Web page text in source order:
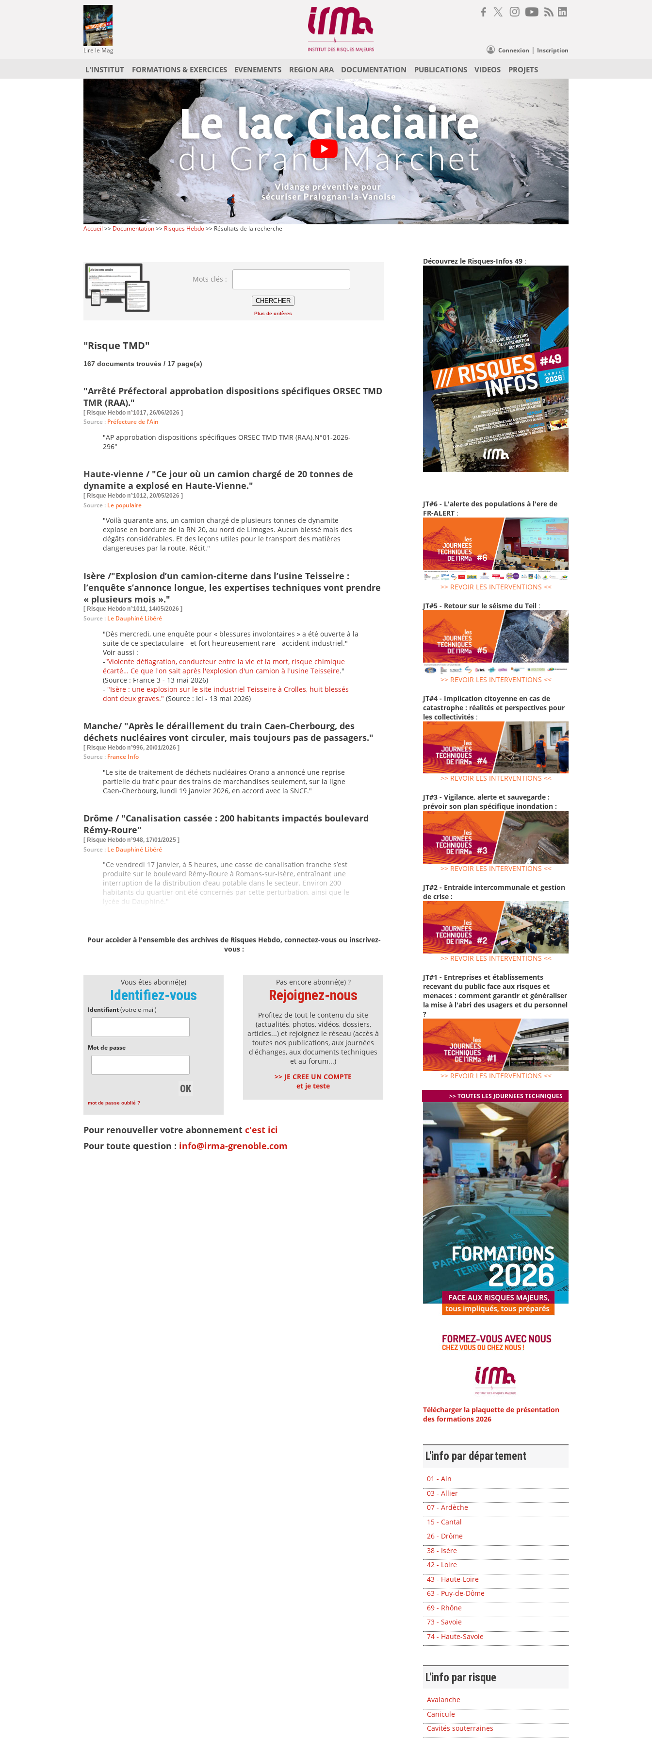
Lire le Mag Connexion | Inscription
L'INSTITUT FORMATIONS & EXERCICES EVENEMENTS REGION ARA DOCUMENTATION PUBLICATIONS VIDEOS PROJETS
Accueil >> Documentation>> Risques Hebdo>> Résultats de la recherche
Mots clés :
Plus de critères
"Risque TMD"
167 documents trouvés / 17 page(s)
"Arrêté Préfectoral approbation dispositions spécifiques ORSEC TMD
TMR (RAA)."
[ Risque Hebdo n°1017, 26/06/2026 ]
Source : Préfecture de l'Ain
"AP approbation dispositions spécifiques ORSEC TMD TMR (RAA).N°01-2026-
296"
Haute-vienne / "Ce jour où un camion chargé de 20 tonnes de
dynamite a explosé en Haute-Vienne."
[ Risque Hebdo n°1012, 20/05/2026 ]
Source : Le populaire
"Voilà quarante ans, un camion chargé de plusieurs tonnes de dynamite
explose en bordure de la RN 20, au nord de Limoges. Aucun blessé mais des
dégâts considérables. Et des leçons utiles pour le transport des matières
dangereuses par la route. Récit."
Isère /"Explosion d’un camion-citerne dans l’usine Teisseire :
l’enquête s’annonce longue, les expertises techniques vont prendre
« plusieurs mois »."
[ Risque Hebdo n°1011, 14/05/2026 ]
Source : Le Dauphiné Libéré
"Dès mercredi, une enquête pour « blessures involontaires » a été ouverte à la
suite de ce spectaculaire - et fort heureusement rare - accident industriel."
Voir aussi :
-"Violente déflagration, conducteur entre la vie et la mort, risque chimique
écarté… Ce que l'on sait après l'explosion d'un camion à l'usine Teisseire."
(Source : France 3 - 13 mai 2026)
- "Isère : une explosion sur le site industriel Teisseire à Crolles, huit blessés
dont deux graves." (Source : Ici - 13 mai 2026)
Manche/ "Après le déraillement du train Caen-Cherbourg, des
déchets nucléaires vont circuler, mais toujours pas de passagers."
[ Risque Hebdo n°996, 20/01/2026 ]
Source : France Info
"Le site de traitement de déchets nucléaires Orano a annoncé une reprise
partielle du trafic pour des trains de marchandises seulement, sur la ligne
Caen-Cherbourg, lundi 19 janvier 2026, en accord avec la SNCF."
Drôme / "Canalisation cassée : 200 habitants impactés boulevard
Rémy-Roure"
[ Risque Hebdo n°948, 17/01/2025 ]
Source : Le Dauphiné Libéré
"Ce vendredi 17 janvier, à 5 heures, une casse de canalisation franche s’est
produite sur le boulevard Rémy-Roure à Romans-sur-Isère, entraînant une
interruption de la distribution d’eau potable dans le secteur. Environ 200
habitants du quartier ont été concernés par cette perturbation, ainsi que le
lycée du Dauphiné."
Pour accèder à l'ensemble des archives de Risques Hebdo, connectez-vous ou inscrivez-
vous :
Vous êtes abonné(e)
Identifiez-vous
Identifiant(votre e-mail)
Mot de passe
mot de passe oublié ?
Pas encore abonné(e) ?
Rejoignez-nous
Profitez de tout le contenu du site
(actualités, photos, vidéos, dossiers,
articles...) et rejoignez le réseau (accès à
toutes nos publications, aux journées
d'échanges, aux documents techniques
et au forum...)
>> JE CREE UN COMPTE
et je teste
Pour renouveller votre abonnement c'est ici
Pour toute question : info@irma-grenoble.com
Découvrez le Risques-Infos 49 :
JT#6 - L'alerte des populations à l'ere de
FR-ALERT :
>> REVOIR LES INTERVENTIONS <<
JT#5 - Retour sur le séisme du Teil :
>> REVOIR LES INTERVENTIONS <<
JT#4 - Implication citoyenne en cas de
catastrophe : réalités et perspectives pour
les collectivités :
>> REVOIR LES INTERVENTIONS <<
JT#3 - Vigilance, alerte et sauvegarde :
prévoir son plan spécifique inondation :
>> REVOIR LES INTERVENTIONS <<
JT#2 - Entraide intercommunale et gestion
de crise :
>> REVOIR LES INTERVENTIONS <<
JT#1 - Entreprises et établissements
recevant du public face aux risques et
menaces : comment garantir et généraliser
la mise à l'abri des usagers et du personnel
?
>> REVOIR LES INTERVENTIONS <<
>> TOUTES LES JOURNEES TECHNIQUES
Télécharger la plaquette de présentation
des formations 2026
L'info par département
01 - Ain
03 - Allier
07 - Ardèche
15 - Cantal
26 - Drôme
38 - Isère
42 - Loire
43 - Haute-Loire
63 - Puy-de-Dôme
69 - Rhône
73 - Savoie
74 - Haute-Savoie
L'info par risque
Avalanche
Canicule
Cavités souterraines